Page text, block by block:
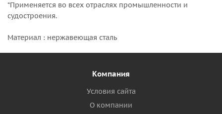
*Применяется во всех отраслях промышленности и
судостроения.
Материал : нержавеющая сталь
Компания
Условия сайта
О компании